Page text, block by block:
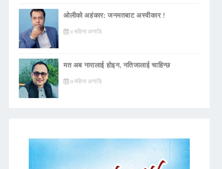
ओलीको अहंकार: जनमतबाट अस्वीकार !
४ महिना अगाडि
मत अब नारालाई होइन, नतिजालाई चाहिन्छ
७ महिना अगाडि